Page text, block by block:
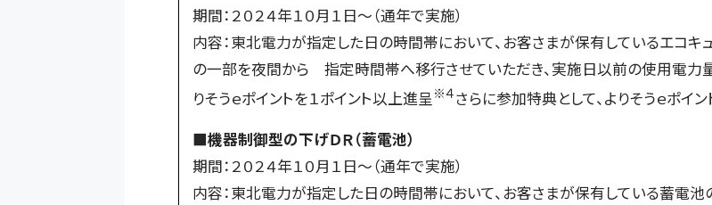
期間：２０２４年１０月１日～（通年で実施）
内容：東北電力が指定した日の時間帯において、お客さまが保有しているエコ
の一部を夜間から 指定時間帯へ移行させていただき、実施日以前の使用電力
りそうｅポイントを１ポイント以上進呈 ※４さらに参加特典として、よりそうｅポイン
■機器制御型の下げＤＲ（蓄電池）
期間：２０２４年１０月１日～（通年で実施）
内容：東北電力が指定した日の時間帯において、お客さまが保有している蓄電